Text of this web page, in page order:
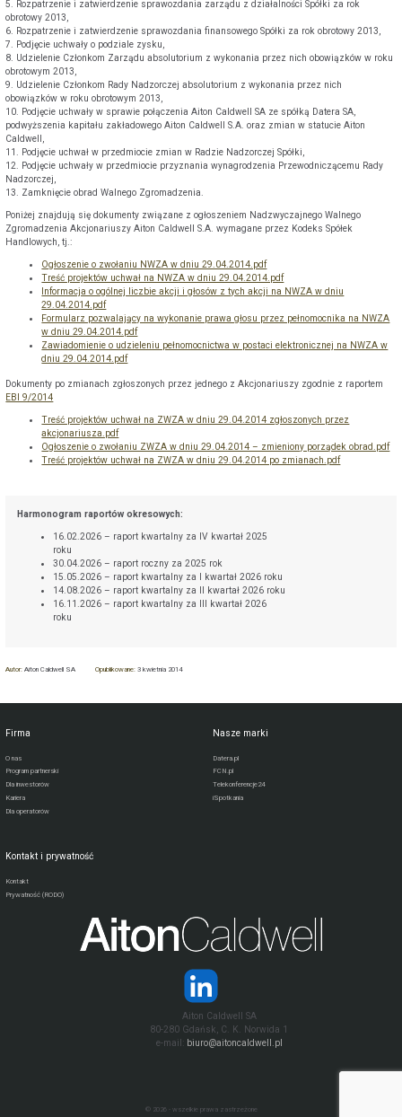
5. Rozpatrzenie i zatwierdzenie sprawozdania zarządu z działalności Spółki za rok
obrotowy 2013,
6. Rozpatrzenie i zatwierdzenie sprawozdania finansowego Spółki za rok obrotowy 2013,
7. Podjęcie uchwały o podziale zysku,
8. Udzielenie Członkom Zarządu absolutorium z wykonania przez nich obowiązków w roku
obrotowym 2013,
9. Udzielenie Członkom Rady Nadzorczej absolutorium z wykonania przez nich
obowiązków w roku obrotowym 2013,
10. Podjęcie uchwały w sprawie połączenia Aiton Caldwell SA ze spółką Datera SA,
podwyższenia kapitału zakładowego Aiton Caldwell S.A. oraz zmian w statucie Aiton
Caldwell,
11. Podjęcie uchwał w przedmiocie zmian w Radzie Nadzorczej Spółki,
12. Podjęcie uchwały w przedmiocie przyznania wynagrodzenia Przewodniczącemu Rady
Nadzorczej,
13. Zamknięcie obrad Walnego Zgromadzenia.
Poniżej znajdują się dokumenty związane z ogłoszeniem Nadzwyczajnego Walnego
Zgromadzenia Akcjonariuszy Aiton Caldwell S.A. wymagane przez Kodeks Spółek
Handlowych, tj.:
Ogłoszenie o zwołaniu NWZA w dniu 29.04.2014.pdf
Treść projektów uchwał na NWZA w dniu 29.04.2014.pdf
Informacja o ogólnej liczbie akcji i głosów z tych akcji na NWZA w dniu
29.04.2014.pdf
Formularz pozwalający na wykonanie prawa głosu przez pełnomocnika na NWZA
w dniu 29.04.2014.pdf
Zawiadomienie o udzieleniu pełnomocnictwa w postaci elektronicznej na NWZA w
dniu 29.04.2014.pdf
Dokumenty po zmianach zgłoszonych przez jednego z Akcjonariuszy zgodnie z raportem
EBI 9/2014
Treść projektów uchwał na ZWZA w dniu 29.04.2014 zgłoszonych przez
akcjonariusza.pdf
Ogłoszenie o zwołaniu ZWZA w dniu 29.04.2014 – zmieniony porządek obrad.pdf
Treść projektów uchwał na ZWZA w dniu 29.04.2014 po zmianach.pdf
Harmonogram raportów okresowych:
16.02.2026 – raport kwartalny za IV kwartał 2025
roku
30.04.2026 – raport roczny za 2025 rok
15.05.2026 – raport kwartalny za I kwartał 2026 roku
14.08.2026 – raport kwartalny za II kwartał 2026 roku
16.11.2026 – raport kwartalny za III kwartał 2026
roku
Autor:Aiton Caldwell SA Opublikowane: 3 kwietnia 2014
Firma
O nas
Program partnerski
Dla inwestorów
Kariera
Dla operatorów
Nasze marki
Datera.pl
FCN.pl
Telekonferencje24
iSpotkania
Kontakt i prywatność
Kontakt
Prywatność (RODO)
Aiton Caldwell SA
80-280 Gdańsk, C. K. Norwida 1
e-mail: biuro@aitoncaldwell.pl
© 2026 - wszelkie prawa zastrzeżone